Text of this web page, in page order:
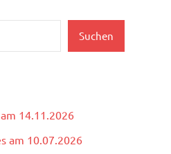
Suchen
14.11.2026
am 10.07.2026